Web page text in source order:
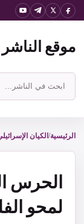
انتقل
المحتوى
موقع الناشر
ابحث
في
الناشر
الرئيسية/ الكيان
الحرس
لمحو